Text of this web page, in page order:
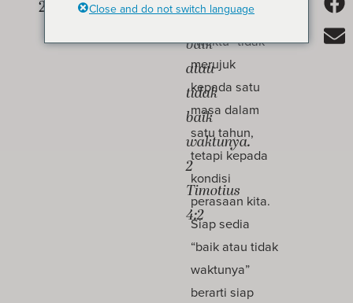
sedialah
baik
atau
tidak
baik
waktunya.
2
Timotius
4:2
ini, kata
“waktu” tidak
merujuk
kepada satu
masa dalam
satu tahun,
tetapi kepada
kondisi
perasaan kita.
Siap sedia
“baik atau tidak
waktunya”
berarti siap
Close and do not switch language